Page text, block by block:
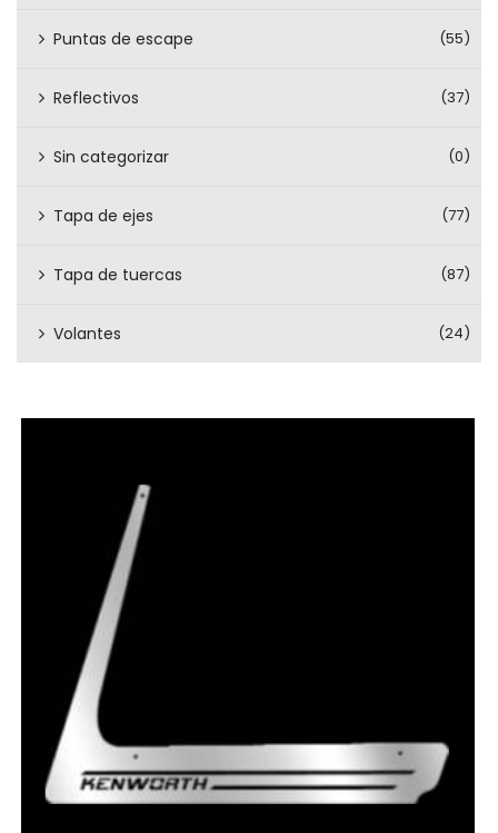
Puntas de escape (55)
Reflectivos (37)
Sin categorizar (0)
Tapa de ejes (77)
Tapa de tuercas (87)
Volantes (24)